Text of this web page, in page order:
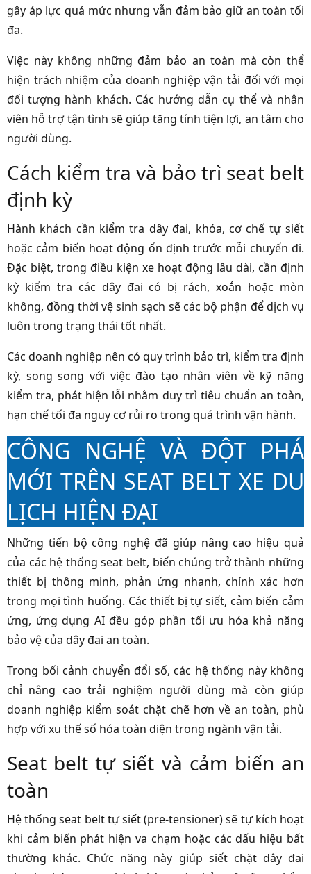
gây áp lực quá mức nhưng vẫn đảm bảo giữ an toàn tối
đa.
Việc này không những đảm bảo an toàn mà còn thể
hiện trách nhiệm của doanh nghiệp vận tải đối với mọi
đối tượng hành khách. Các hướng dẫn cụ thể và nhân
viên hỗ trợ tận tình sẽ giúp tăng tính tiện lợi, an tâm cho
người dùng.
Cách kiểm tra và bảo trì seat belt
định kỳ
Hành khách cần kiểm tra dây đai, khóa, cơ chế tự siết
hoặc cảm biến hoạt động ổn định trước mỗi chuyến đi.
Đặc biệt, trong điều kiện xe hoạt động lâu dài, cần định
kỳ kiểm tra các dây đai có bị rách, xoắn hoặc mòn
không, đồng thời vệ sinh sạch sẽ các bộ phận để dịch vụ
luôn trong trạng thái tốt nhất.
Các doanh nghiệp nên có quy trình bảo trì, kiểm tra định
kỳ, song song với việc đào tạo nhân viên về kỹ năng
kiểm tra, phát hiện lỗi nhằm duy trì tiêu chuẩn an toàn,
hạn chế tối đa nguy cơ rủi ro trong quá trình vận hành.
CÔNG NGHỆ VÀ ĐỘT PHÁ
MỚI TRÊN SEAT BELT XE DU
LỊCH HIỆN ĐẠI
Những tiến bộ công nghệ đã giúp nâng cao hiệu quả
của các hệ thống seat belt, biến chúng trở thành những
thiết bị thông minh, phản ứng nhanh, chính xác hơn
trong mọi tình huống. Các thiết bị tự siết, cảm biến cảm
ứng, ứng dụng AI đều góp phần tối ưu hóa khả năng
bảo vệ của dây đai an toàn.
Trong bối cảnh chuyển đổi số, các hệ thống này không
chỉ nâng cao trải nghiệm người dùng mà còn giúp
doanh nghiệp kiểm soát chặt chẽ hơn về an toàn, phù
hợp với xu thế số hóa toàn diện trong ngành vận tải.
Seat belt tự siết và cảm biến an
toàn
Hệ thống seat belt tự siết (pre-tensioner) sẽ tự kích hoạt
khi cảm biến phát hiện va chạm hoặc các dấu hiệu bất
thường khác. Chức năng này giúp siết chặt dây đai